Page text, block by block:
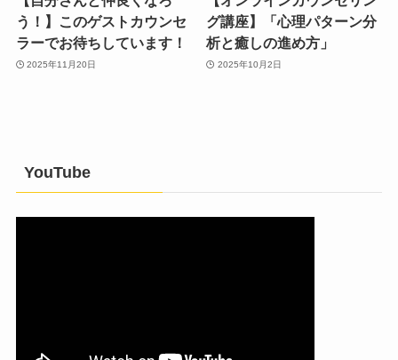
う！】このゲストカウンセ
ラーでお待ちしています！
2025年11月20日
グ講座】「心理パターン分
析と癒しの進め方」
2025年10月2日
YouTube